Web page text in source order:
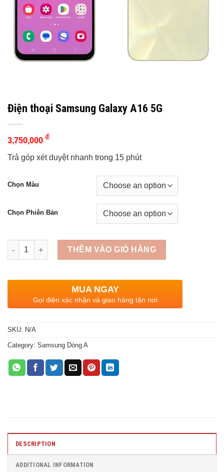
Điện thoại Samsung Galaxy A16 5G
3,750,000 ₫
Trả góp xét duyệt nhanh trong 15 phút
Chọn Màu
Chọn Phiên Bản
Quantity
THÊM VÀO GIỎ HÀNG
MUA NGAY
Gọi điện xác nhận và giao hàng tận nơi
SKU: N/A
Category: Samsung Dòng A
DESCRIPTION
ADDITIONAL INFORMATION